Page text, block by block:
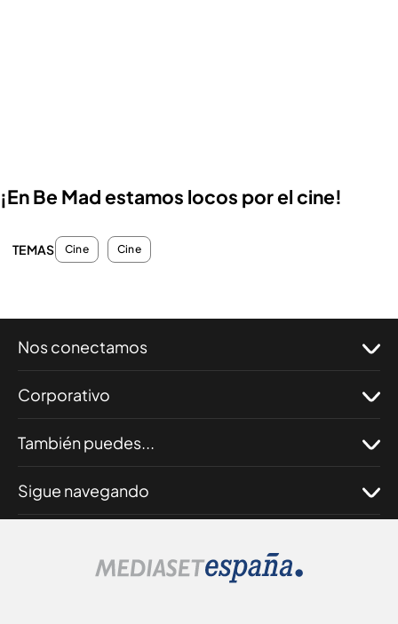
¡En Be Mad estamos locos por el cine!
TEMAS Cine Cine
Nos conectamos
Corporativo
También puedes...
Sigue navegando